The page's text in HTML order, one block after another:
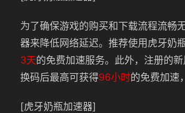
为了确保游戏的购买和下载流程流畅
器来降低网络延迟。推荐使用虎牙奶
3天的免费加速服务。此外，注册的
换码后最高可获得96小时的免费加速
[虎牙奶瓶加速器]